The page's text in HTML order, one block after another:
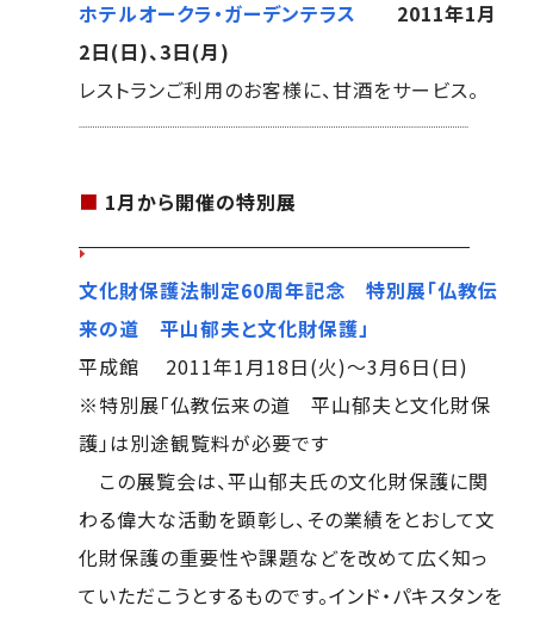
ホテルオークラ・ガーデンテラス 2011年1月
2日(日)、3日(月)
レストランご利用のお客様に、甘酒をサービス。
■ 1月から開催の特別展
文化財保護法制定60周年記念 特別展「仏教伝
来の道 平山郁夫と文化財保護」
平成館 2011年1月18日(火)～3月6日(日)
※特別展「仏教伝来の道 平山郁夫と文化財保
護」は別途観覧料が必要です
この展覧会は、平山郁夫氏の文化財保護に関
わる偉大な活動を顕彰し、その業績をとおして文
化財保護の重要性や課題などを改めて広く知っ
ていただこうとするものです。インド・パキスタンを